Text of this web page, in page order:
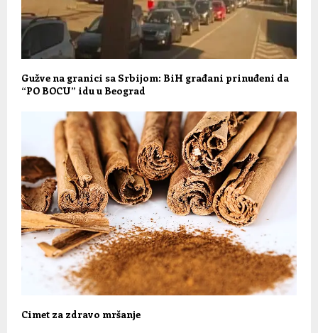
Gužve na granici sa Srbijom: BiH građani prinuđeni da
“PO BOCU” idu u Beograd
Cimet za zdravo mršanje